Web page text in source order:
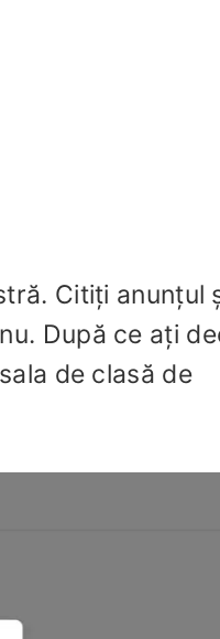
Citiți anunțul
După ce ați
de clasă de